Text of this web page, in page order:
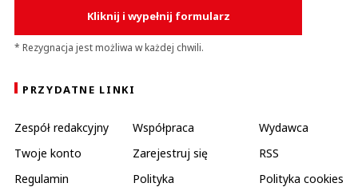
Kliknij i wypełnij formularz
* Rezygnacja jest możliwa w każdej chwili.
PRZYDATNE LINKI
Zespół redakcyjny Współpraca
Wydawca
Twoje konto
Zarejestruj się
RSS
Regulamin
Polityka
Polityka cookies